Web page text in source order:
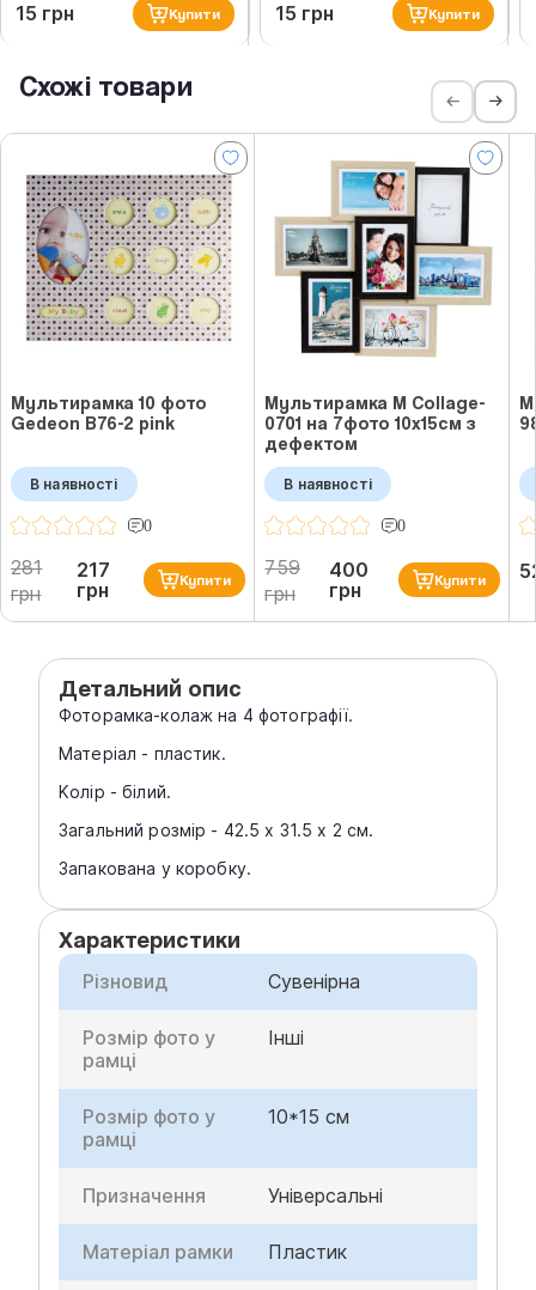
15 грн Купити 15 грн Купити
Схожі товари
Мультирамка 10 фото
Gedeon B76-2 pink
В наявності
0
281
грн
217
грн
Купити
Мультирамка M Collage-
0701 на 7фото 10x15см з
дефектом
В наявності
0
759
грн
400
грн
Купити
Детальний опис
Фоторамка-колаж на 4 фотографії.
Матеріал - пластик.
Kолір - білий.
Загальний розмір - 42.5 x 31.5 x 2 см.
Запакована у коробку.
Характеристики
Різновид Сувенірна
Розмір фото у
рамці
Інші
Розмір фото у
рамці
10*15 см
Призначення Універсальні
Матеріал рамки Пластик